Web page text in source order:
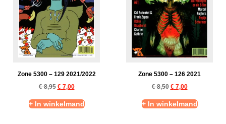
Zone 5300 – 129 2021/2022
€8,95 €7,00
+ In winkelmand
Zone 5300 – 126 2021
€8,50 €7,00
+ In winkelmand